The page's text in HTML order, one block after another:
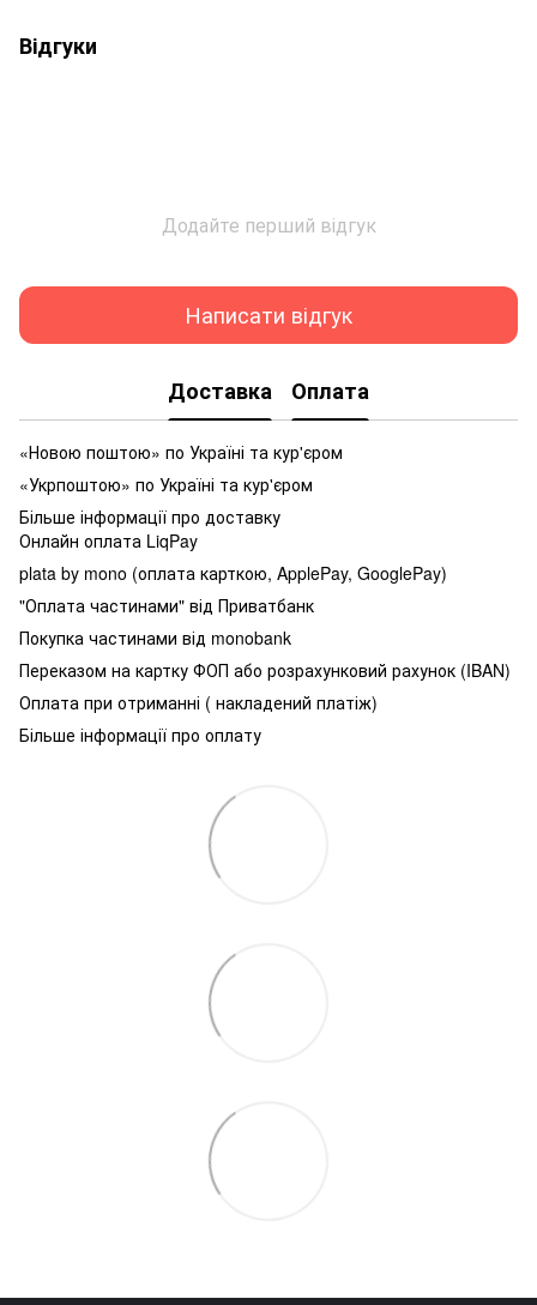
Відгуки
Додайте перший відгук
Написати відгук
Доставка Оплата
«Новою поштою» по Україні та кур'єром
«Укрпоштою» по Україні та кур'єром
Більше інформації про доставку
Онлайн оплата LiqPay
plata by mono (оплата карткою, ApplePay, GooglePay)
"Оплата частинами" від Приватбанк
Покупка частинами від monobank
Переказом на картку ФОП або розрахунковий рахунок (IBAN)
Оплата при отриманні ( накладений платіж)
Більше інформації про оплату